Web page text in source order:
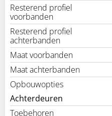
Resterend profiel
voorbanden
Resterend profiel
achterbanden
Maat voorbanden
Maat achterbanden
Opbouwopties
Achterdeuren
Toebehoren